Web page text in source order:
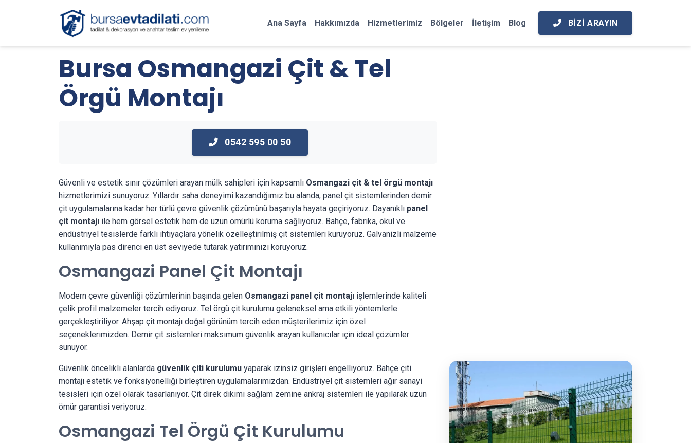
Ana Sayfa Hakkımızda Hizmetlerimiz Bölgeler İletişim Blog BIZI ARAYIN
Bursa Osmangazi Çit & Tel
Örgü Montajı
0542 595 00 50
Güvenli ve estetik sınır çözümleri arayan mülk sahipleri için kapsamlı Osmangazi çit & tel örgü montajı
hizmetlerimizi sunuyoruz. Yıllardır saha deneyimi kazandığımız bu alanda, panel çit sistemlerinden demir
çit uygulamalarına kadar her türlü çevre güvenlik çözümünü başarıyla hayata geçiriyoruz. Dayanıklı panel
çit montajı ile hem görsel estetik hem de uzun ömürlü koruma sağlıyoruz. Bahçe, fabrika, okul ve
endüstriyel tesislerde farklı ihtiyaçlara yönelik özelleştirilmiş çit sistemleri kuruyoruz. Galvanizli malzeme
kullanımıyla pas direnci en üst seviyede tutarak yatırımınızı koruyoruz.
Osmangazi Panel Çit Montajı
Modern çevre güvenliği çözümlerinin başında gelen Osmangazi panel çit montajı işlemlerinde kaliteli
çelik profil malzemeler tercih ediyoruz. Tel örgü çit kurulumu geleneksel ama etkili yöntemlerle
gerçekleştiriliyor. Ahşap çit montajı doğal görünüm tercih eden müşterilerimiz için özel
seçeneklerimizden. Demir çit sistemleri maksimum güvenlik arayan kullanıcılar için ideal çözümler
sunuyor.
Güvenlik öncelikli alanlarda güvenlik çiti kurulumu yaparak izinsiz girişleri engelliyoruz. Bahçe çiti
montajı estetik ve fonksiyonelliği birleştiren uygulamalarımızdan. Endüstriyel çit sistemleri ağır sanayi
tesisleri için özel olarak tasarlanıyor. Çit direk dikimi sağlam zemine ankraj sistemleri ile yapılarak uzun
ömür garantisi veriyoruz.
Osmangazi Tel Örgü Çit Kurulumu